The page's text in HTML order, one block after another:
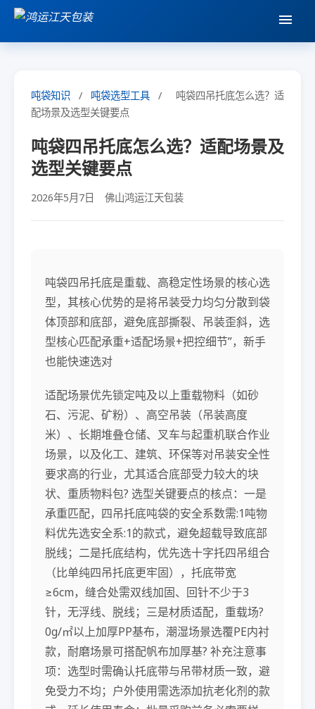
吨袋知识 / 吨袋选型工具 /
吨袋四吊托底怎么选？适
配场景及选型关键要点
吨袋四吊托底怎么选？适配场景及
选型关键要点
2026年5月7日 佛山鸿运江天包装
吨袋四吊托底是重载、高稳定性场景的核心选
型，其核心优势的是将吊装受力均匀分散到袋
体顶部和底部，避免底部撕裂、吊装歪斜，选
型核心匹配承重+适配场景+把控细节”，新手
也能快速选对
适配场景优先锁定吨及以上重载物料（如砂
石、污泥、矿粉）、高空吊装（吊装高度
米）、长期堆叠仓储、叉车与起重机联合作业
场景，以及化工、建筑、环保等对吊装安全性
要求高的行业，尤其适合底部受力较大的块
状、重质物料包? 选型关键要点的核点：一是
承重匹配，四吊托底吨袋的安全系数需:1吨物
料优先选安全系:1的款式，避免超载导致底部
脱线；二是托底结构，优先选十字托四吊组合
（比单纯四吊托底更牢固），托底带宽
≥6cm，缝合处需双线加固、回针不少于3
针，无浮线、脱线；三是材质适配，重载场?
0g/㎡以上加厚PP基布，潮湿场景选覆PE内衬
款，耐磨场景可搭配帆布加厚基? 补充注意事
项：选型时需确认托底带与吊带材质一致，避
免受力不均；户外使用需选添加抗老化剂的款